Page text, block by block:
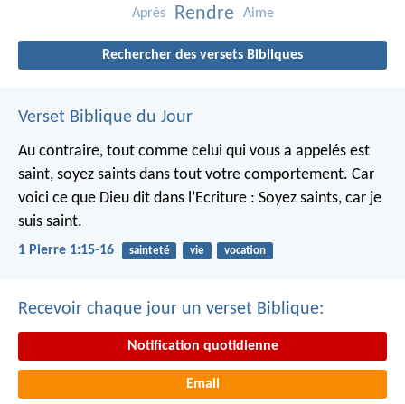
Après Rendre Aime
Rechercher des versets Bibliques
Verset Biblique du Jour
Au contraire, tout comme celui qui vous a appelés est
saint, soyez saints dans tout votre comportement. Car
voici ce que Dieu dit dans l’Ecriture : Soyez saints, car je
suis saint.
1 Pierre 1:15-16 sainteté vie vocation
Recevoir chaque jour un verset Biblique:
Notification quotidienne
Email